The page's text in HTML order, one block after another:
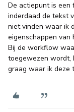
De actiepunt is een
inderdaad de tekst
niet vinden waar ik
eigenschappen van
Bij de workflow
toegewezen wordt,
graag waar ik deze